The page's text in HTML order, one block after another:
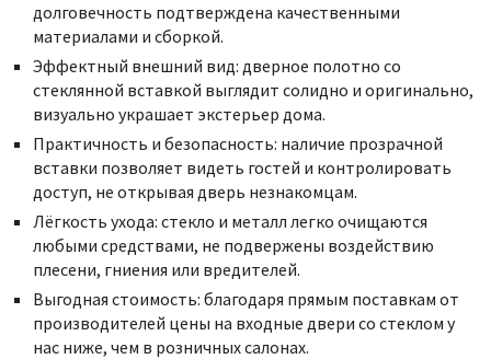
долговечность подтверждена качественными
материалами и сборкой.
Эффектный внешний вид: дверное полотно со
стеклянной вставкой выглядит солидно и оригинально,
визуально украшает экстерьер дома.
Практичность и безопасность: наличие прозрачной
вставки позволяет видеть гостей и контролировать
доступ, не открывая дверь незнакомцам.
Лёгкость ухода: стекло и металл легко очищаются
любыми средствами, не подвержены воздействию
плесени, гниения или вредителей.
Выгодная стоимость: благодаря прямым поставкам от
производителей цены на входные двери со стеклом у
нас ниже, чем в розничных салонах.